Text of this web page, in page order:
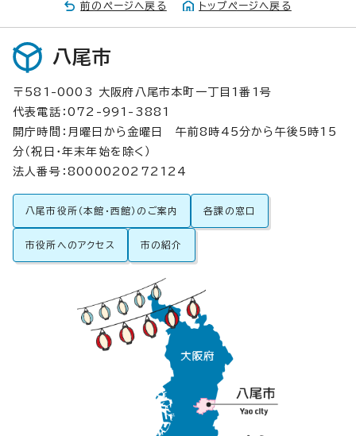
前のページへ戻る トップページへ戻る
八尾市
〒581-0003 大阪府八尾市本町一丁目1番1号
代表電話：072-991-3881
開庁時間：月曜日から金曜日 午前8時45分から午後5時15
分（祝日・年末年始を除く）
法人番号：8000020272124
八尾市役所（本館・西館）のご案内 各課の窓口
市役所へのアクセス 市の紹介